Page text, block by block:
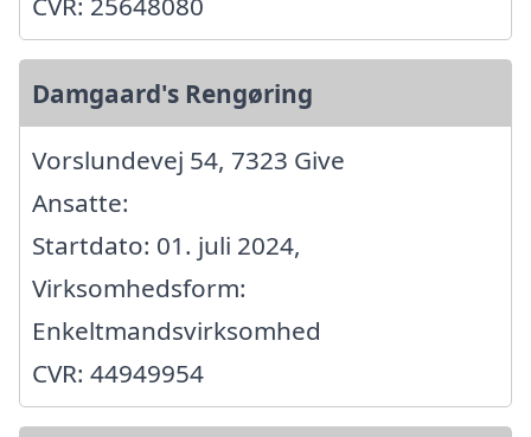
Damgaard's Rengøring
Vorslundevej 54, 7323 Give
Ansatte:
Startdato: 01. juli 2024,
Virksomhedsform:
Enkeltmandsvirksomhed
CVR: 44949954